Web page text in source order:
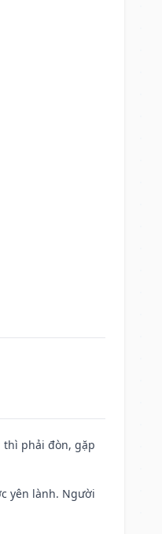
thì phải đòn, gặp
yên lành. Người